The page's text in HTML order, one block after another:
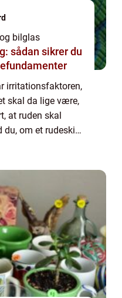
bilglas
sådan sikrer du
irritationsfaktoren,
skal da lige være,
at ruden skal
du, om et rudeskift